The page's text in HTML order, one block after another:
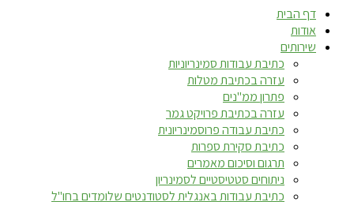
דף הבית
אודות
שירותים
כתיבת עבודות סמינריוניות
עזרה בכתיבת מטלות
פתרון ממ"נים
עזרה בכתיבת פרויקט גמר
כתיבת עבודה פרוסמינריונית
כתיבת סקירת ספרות
תרגום וסיכום מאמרים
ניתוחים סטטיסטיים לסמינריון
כתיבת עבודות באנגלית לסטודנטים שלומדים בחו"ל